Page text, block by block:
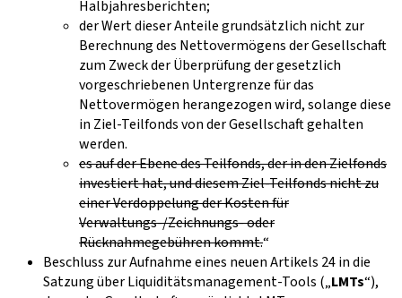
Halbjahresberichten;
der Wert dieser Anteile grundsätzlich nicht zur
Berechnung des Nettovermögens der Gesellschaft
zum Zweck der Überprüfung der gesetzlich
vorgeschriebenen Untergrenze für das
Nettovermögen herangezogen wird, solange diese
in Ziel-Teilfonds von der Gesellschaft gehalten
werden.
es auf der Ebene des Teilfonds, der in den Zielfonds
investiert hat, und diesem Ziel-Teilfonds nicht zu
einer Verdoppelung der Kosten für
Verwaltungs-/Zeichnungs- oder
Rücknahmegebühren kommt.“
Beschluss zur Aufnahme eines neuen Artikels 24 in die
Satzung über Liquiditätsmanagement-Tools („LMTs“),